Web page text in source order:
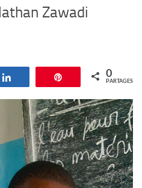
Zawadi
Épingle 0
PARTAGES